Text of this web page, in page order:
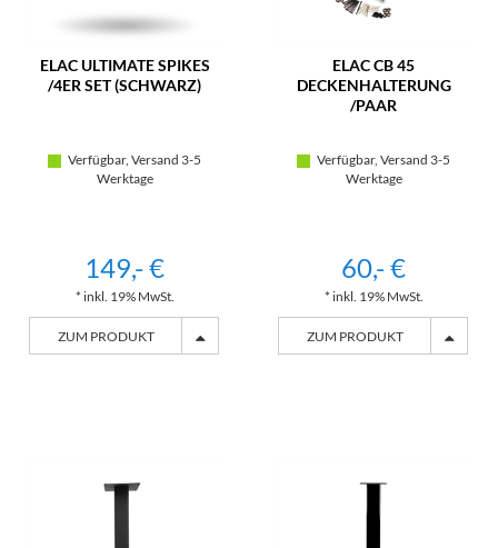
ELAC ULTIMATE SPIKES
/4ER SET (SCHWARZ)
Verfügbar, Versand 3-5
Werktage
149,- €
* inkl. 19% MwSt.
ZUM PRODUKT
ELAC CB 45
DECKENHALTERUNG
/PAAR
Verfügbar, Versand 3-5
Werktage
60,- €
* inkl. 19% MwSt.
ZUM PRODUKT